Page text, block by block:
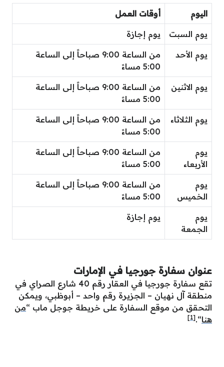
اليوم أوقات العمل
يوم السبت يوم إجازة
يوم الأحد
من الساعة 9:00 صباحاً إلى الساعة
5:00 مساءً
يوم الاثنين
من الساعة 9:00 صباحاً إلى الساعة
5:00 مساءً
يوم الثلاثاء
من الساعة 9:00 صباحاً إلى الساعة
5:00 مساءً
يوم
الأربعاء
من الساعة 9:00 صباحاً إلى الساعة
5:00 مساءً
يوم
الخميس
من الساعة 9:00 صباحاً إلى الساعة
5:00 مساءً
يوم
الجمعة
يوم إجازة
عنوان سفارة جورجيا في الإمارات
تقع سفارة جورجيا في العقار رقم 40 شارع الصراي في
منطقة آل نهيان – الجزيرة رقم واحد – أبوظبي، ويمكن
التحقق من موقع السفارة على خريطة جوجل ماب “من
هنا“.
[1]